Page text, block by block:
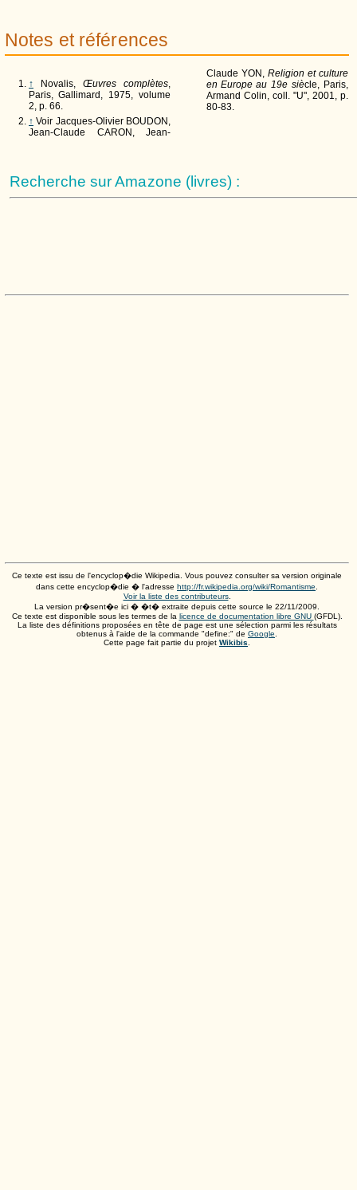
Notes et références
↑ Novalis, Œuvres complètes
Paris, Gallimard, 1975, volume
2, p. 66.
↑ Voir Jacques-Olivier BOUDON,
Jean-Claude CARON, Jean-
Claude YON, Religion et culture
en Europe au 19e siècle, Paris,
Armand Colin, coll. "U", 2001, p.
80-83.
Recherche sur Amazone (livres) :
Ce texte est issu de l'encyclop�die Wikipedia. Vous pouvez consulter sa version originale
dans cette encyclop�die � l'adresse http://fr.wikipedia.org/wiki/Romantisme.
Voir la liste des contributeurs.
La version pr�sent�e ici � �t� extraite depuis cette source le 22/11/2009.
Ce texte est disponible sous les termes de la licence de documentation libre GNU (GFDL).
La liste des définitions proposées en tête de page est une sélection parmi les résultats
obtenus à l'aide de la commande "define:" de Google.
Cette page fait partie du projet Wikibis.